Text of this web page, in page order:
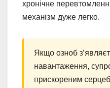
хронічне
механізм дуже легко.
Якщо озноб
навантаження,
прискореним